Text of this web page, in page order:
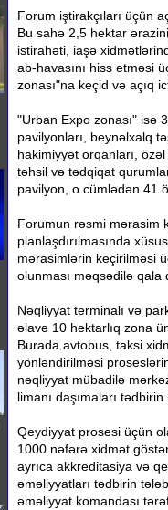
Forum iştirakçıları üçün
Bu sahə 2,5 hektar
istirahəti, iaşə
ab-havasını hiss etməsi
zonası"na keçid və açıq
"Urban Expo zonası" isə
pavilyonları, beynəlxalq
hakimiyyət orqanları,
təhsil və tədqiqat
pavilyon, o cümlədən 41
Forumun rəsmi mərasim
planlaşdırılmasında
mərasimlərin keçirilməsi
olunması məqsədilə qala
Nəqliyyat terminalı və
əlavə 10 hektarlıq zona
Burada avtobus, taksi
yönləndirilməsi
nəqliyyat mübadilə
limanı daşımaları
Qeydiyyat prosesi üçün
1000 nəfərə xidmət
ayrıca akkreditasiya və
əməliyyatları tədbirin
əməliyyat komandası